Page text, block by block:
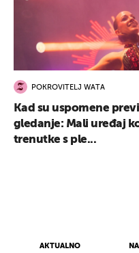
AKTUALNO
POKROVITELJ WATA
Kad su uspomene
gledanje: Mali uređaj
trenutke s ple...